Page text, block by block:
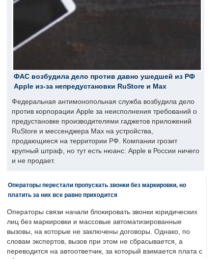
ФАС возбудила дело против давно ушедшей из РФ
Apple из-за непредустановки RuStore и Max
Федеральная антимонопольная служба возбудила дело
против корпорации Apple за неисполнения требований о
предустановке производителями гаджетов приложений
RuStore и мессенджера Max на устройства,
продающиеся на территории РФ. Компании грозит
крупный штраф, но тут есть нюанс: Apple в России ничего
и не продает.
Операторы перестали пропускать звонки без маркировки, но
платить за них все равно приходится
Операторы связи начали блокировать звонки юридических
лиц без маркировки и массовые автоматизированные
вызовы, на которые не заключены договоры. Однако, по
словам экспертов, вызов при этом не сбрасывается, а
переводится на автоответчик, за который взимается плата с